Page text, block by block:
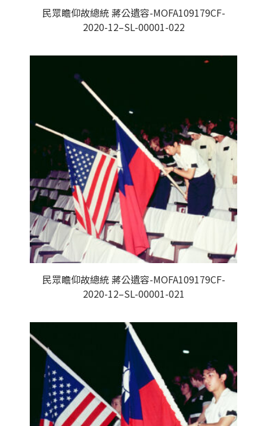
民眾瞻仰故總統 蔣公遺容-MOFA109179CF-
2020-12–SL-00001-022
民眾瞻仰故總統 蔣公遺容-MOFA109179CF-
2020-12–SL-00001-021